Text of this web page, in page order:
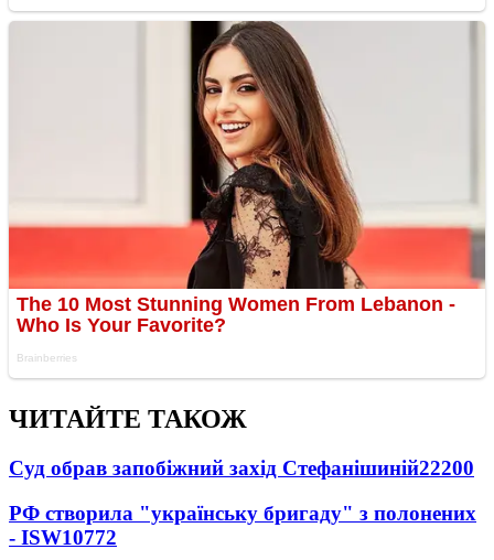
ЧИТАЙТЕ ТАКОЖ
Суд обрав запобіжний захід Стефанішиній22200
РФ створила "українську бригаду" з полонених
- ISW10772